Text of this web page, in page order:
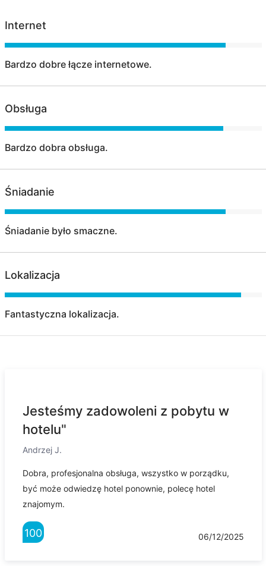
Internet
Bardzo dobre łącze internetowe.
Obsługa
Bardzo dobra obsługa.
Śniadanie
Śniadanie było smaczne.
Lokalizacja
Fantastyczna lokalizacja.
Jesteśmy zadowoleni z pobytu w
hotelu"
Andrzej J.
Dobra, profesjonalna obsługa, wszystko w porządku,
być może odwiedzę hotel ponownie, polecę hotel
znajomym.
100 06/12/2025